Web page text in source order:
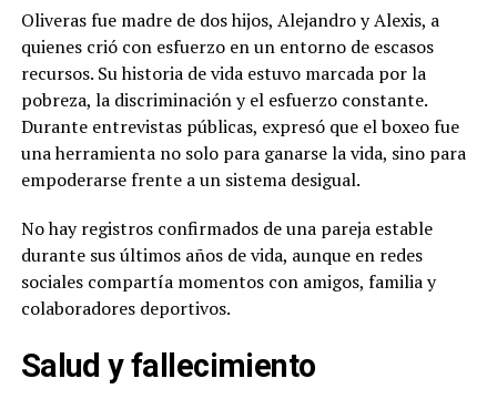
Oliveras fue madre de dos hijos, Alejandro y Alexis, a
quienes crió con esfuerzo en un entorno de escasos
recursos. Su historia de vida estuvo marcada por la
pobreza, la discriminación y el esfuerzo constante.
Durante entrevistas públicas, expresó que el boxeo fue
una herramienta no solo para ganarse la vida, sino para
empoderarse frente a un sistema desigual.
No hay registros confirmados de una pareja estable
durante sus últimos años de vida, aunque en redes
sociales compartía momentos con amigos, familia y
colaboradores deportivos.
Salud y fallecimiento